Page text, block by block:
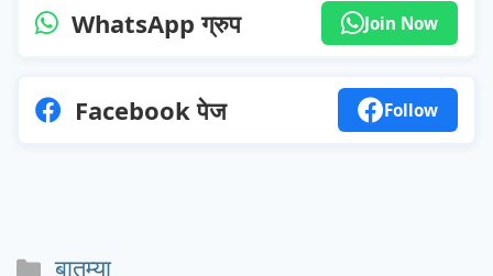
WhatsApp ग्रुप Join Now
Facebook पेज Follow
Categories
बातम्या